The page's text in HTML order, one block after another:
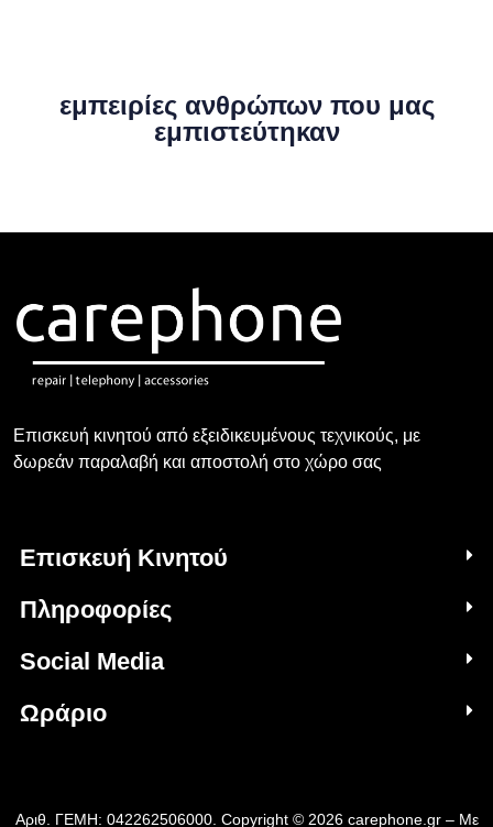
εμπειρίες ανθρώπων που μας
εμπιστεύτηκαν
Επισκευή κινητού από εξειδικευμένους τεχνικούς, με
δωρεάν παραλαβή και αποστολή στο χώρο σας
Επισκευή Κινητού
Πληροφορίες
Social Media
Ωράριο
Αριθ. ΓΕΜΗ: 042262506000. Copyright © 2026 carephone.gr – Με